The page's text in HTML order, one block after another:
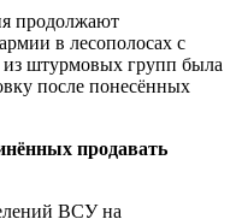
продолжают
в лесополосах с
штурмовых групп была
после понесённых
продавать
ВСУ на